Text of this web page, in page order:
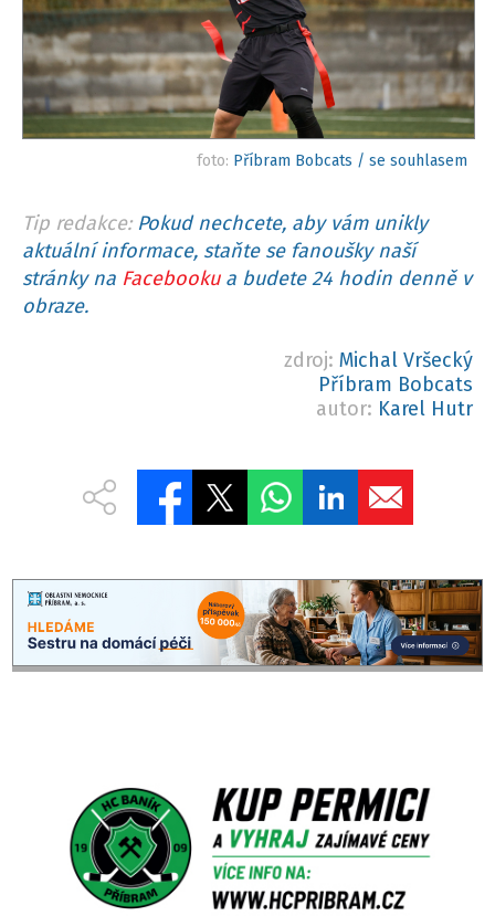
foto: Příbram Bobcats / se souhlasem
Tip redakce: Pokud nechcete, aby vám unikly
aktuální informace, staňte se fanoušky naší
stránky na Facebookua budete 24 hodin denně v
obraze.
zdroj: Michal Vršecký
Příbram Bobcats
autor: Karel Hutr